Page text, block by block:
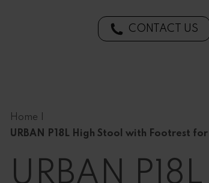
CONTACT US
Home
URBAN P18L High Stool with Footrest
URBAN